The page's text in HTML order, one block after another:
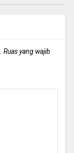
Ruas yang wajib